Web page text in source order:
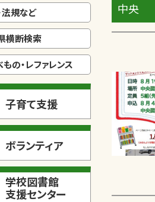
法規など
横断検索
もの・レファレンス
子育て支援
ボランティア
学校図書館
支援センター
中央